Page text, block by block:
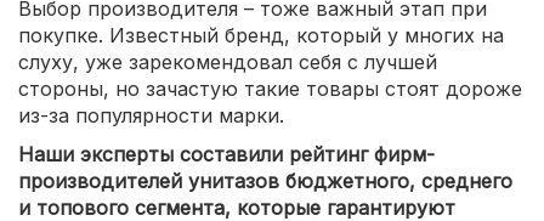
Выбор производителя – тоже важный этап при
покупке. Известный бренд, который у многих на
слуху, уже зарекомендовал себя с лучшей
стороны, но зачастую такие товары стоят дороже
из-за популярности марки.
Наши эксперты составили рейтинг фирм-
производителей унитазов бюджетного, среднего
и топового сегмента, которые гарантируют